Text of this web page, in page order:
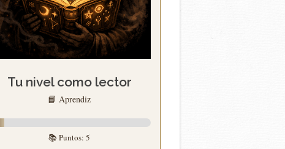
Tu nivel como lector
📘 Aprendiz
📚 Puntos: 5